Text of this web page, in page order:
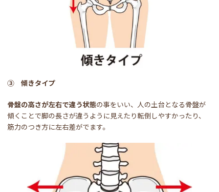
③ 傾きタイプ
骨盤の高さが左右で違う状態の事をいい、人の土台となる骨盤が
傾くことで脚の長さが違うように見えたり転倒しやすかったり、
筋力のつき方に左右差がでます。